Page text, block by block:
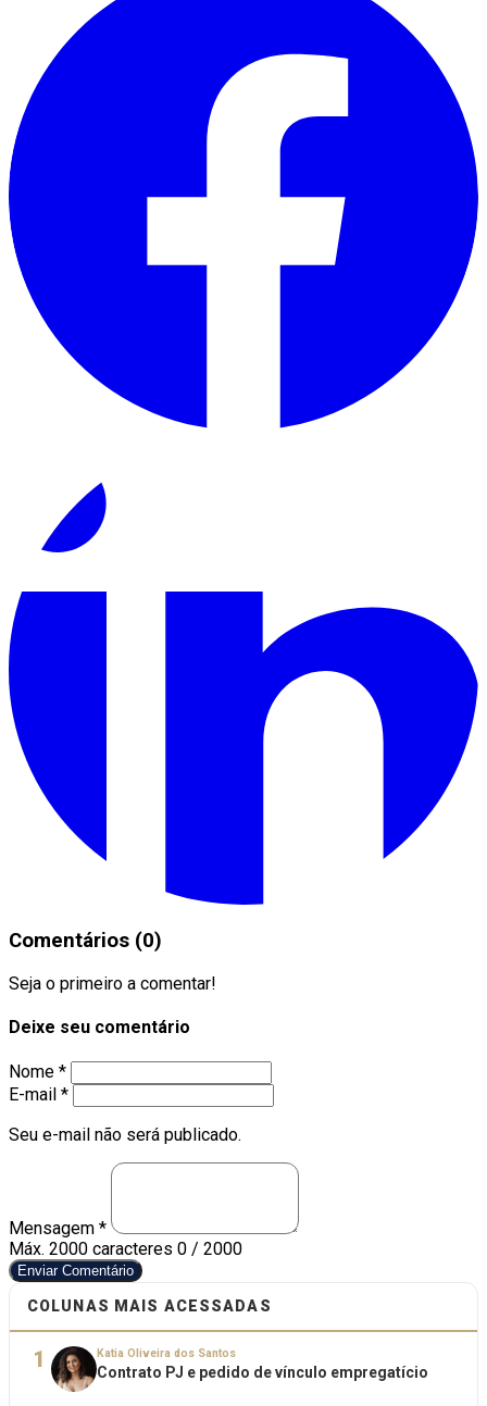
Comentários (0)
Seja o primeiro a comentar!
Deixe seu comentário
Nome *
E-mail *
Seu e-mail não será publicado.
Mensagem *
Máx. 2000 caracteres 0 / 2000
Enviar Comentário
COLUNAS MAIS ACESSADAS
1 Katia Oliveira dos Santos
Contrato PJ e pedido de vínculo empregatício